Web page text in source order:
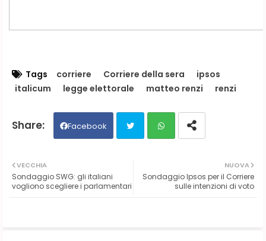
Tags corriere Corriere della sera
ipsos
italicum
legge elettorale matteo renzi renzi
Facebook
ats
NUOVA
Sondaggio Ipsos per il Corriere
sulle intenzioni di voto
VECCHIA
Sondaggio SWG: gli italiani
vogliono scegliere i parlamentari